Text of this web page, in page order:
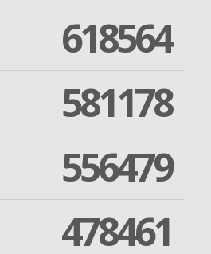
618564
581178
556479
478461